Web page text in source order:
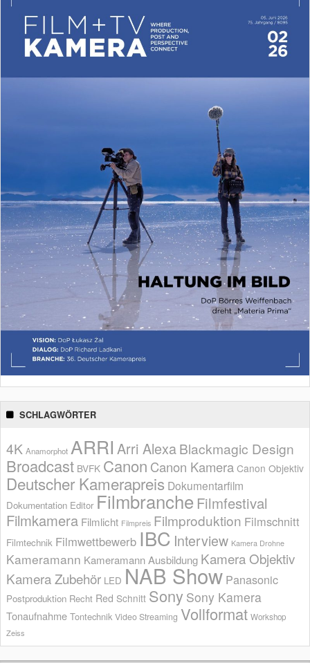
SCHLAGWÖRTER
4K Anamorphot ARRI Arri AlexaBlackmagic Design
Broadcast BVFK Canon Canon Kamera Canon Objektiv
Deutscher Kamerapreis Dokumentarfilm
Dokumentation Editor Filmbranche Filmfestival
Filmkamera Filmlicht Filmpreis Filmproduktion Filmschnitt
Filmtechnik Filmwettbewerb IBC Interview Kamera Drohne
Kameramann Kameramann Ausbildung Kamera Objektiv
Kamera Zubehör LED NAB Show Panasonic
Postproduktion Recht Red Schnitt Sony Sony Kamera
Tonaufnahme Tontechnik Video Streaming Vollformat Workshop
Zeiss